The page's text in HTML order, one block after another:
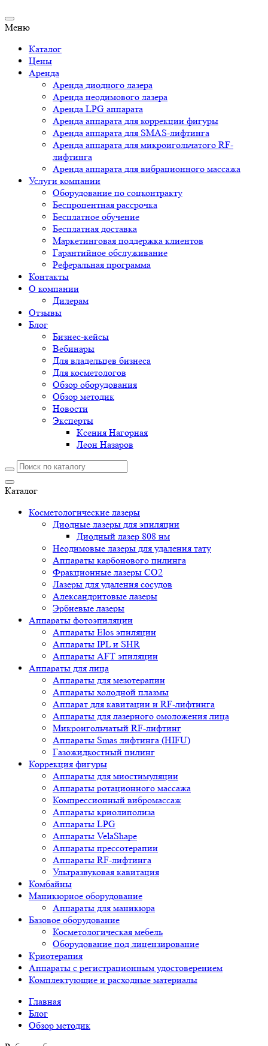
Меню
Каталог
Цены
Аренда
Аренда диодного лазера
Аренда неодимового лазера
Аренда LPG аппарата
Аренда аппарата для коррекции фигуры
Аренда аппарата для SMAS-лифтинга
Аренда аппарата для микроигольчатого RF-
лифтинга
Аренда аппарата для вибрационного массажа
Услуги компании
Оборудование по соцконтракту
Беспроцентная рассрочка
Бесплатное обучение
Бесплатная доставка
Маркетинговая поддержка клиентов
Гарантийное обслуживание
Реферальная программа
Контакты
О компании
Дилерам
Отзывы
Блог
Бизнес-кейсы
Вебинары
Для владельцев бизнеса
Для косметологов
Обзор оборудования
Обзор методик
Новости
Эксперты
Ксения Нагорная
Леон Назаров
Каталог
Косметологические лазеры
Диодные лазеры для эпиляции
Диодный лазер 808 нм
Неодимовые лазеры для удаления тату
Аппараты карбонового пилинга
Фракционные лазеры CO2
Лазеры для удаления сосудов
Александритовые лазеры
Эрбиевые лазеры
Аппараты фотоэпиляции
Аппараты Elos эпиляции
Аппараты IPL и SHR
Аппараты AFT эпиляции
Аппараты для лица
Аппараты для мезотерапии
Аппараты холодной плазмы
Аппарат для кавитации и RF-лифтинга
Аппараты для лазерного омоложения лица
Микроигольчатый RF-лифтинг
Аппараты Smas лифтинга (HIFU)
Газожидкостный пилинг
Коррекция фигуры
Аппараты для миостимуляции
Аппараты ротационного массажа
Компрессионный вибромассаж
Аппараты криолиполиза
Аппараты LPG
Аппараты VelaShape
Аппараты прессотерапии
Аппараты RF-лифтинга
Ультразвуковая кавитация
Комбайны
Маникюрное оборудование
Аппараты для маникюра
Базовое оборудование
Косметологическая мебель
Оборудование под лицензирование
Криотерапия
Аппараты c регистрационным удостоверением
Комплектующие и расходные материалы
Главная
Блог
Обзор методик